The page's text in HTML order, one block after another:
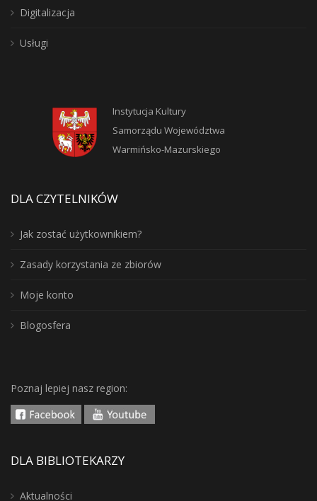
Digitalizacja
Usługi
Instytucja Kultury
Samorządu Województwa
Warmińsko-Mazurskiego
DLA CZYTELNIKÓW
Jak zostać użytkownikiem?
Zasady korzystania ze zbiorów
Moje konto
Blogosfera
Poznaj lepiej nasz region:
DLA BIBLIOTEKARZY
Aktualności